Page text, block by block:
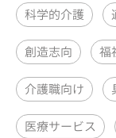
科学的介護
創造志向 福
介護職向け
医療サービス